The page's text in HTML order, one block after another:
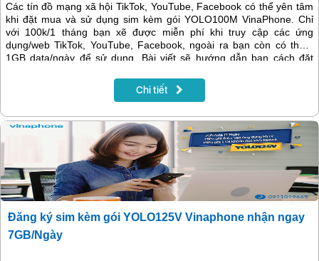
Các tín đồ mạng xã hội TikTok, YouTube, Facebook có thể yên tâm
khi đặt mua và sử dụng sim kèm gói YOLO100M VinaPhone. Chỉ
với 100k/1 tháng bạn xẽ được miễn phí khi truy cập các ứng
dụng/web TikTok, YouTube, Facebook, ngoài ra bạn còn có thêm
1GB data/ngày để sử dụng. Bài viết sẽ hướng dẫn bạn cách đặt
chủ và giao sim tại nhà nhé!
Chi tiết
Đăng ký sim kèm gói YOLO125V Vinaphone nhận ngay
7GB/Ngày